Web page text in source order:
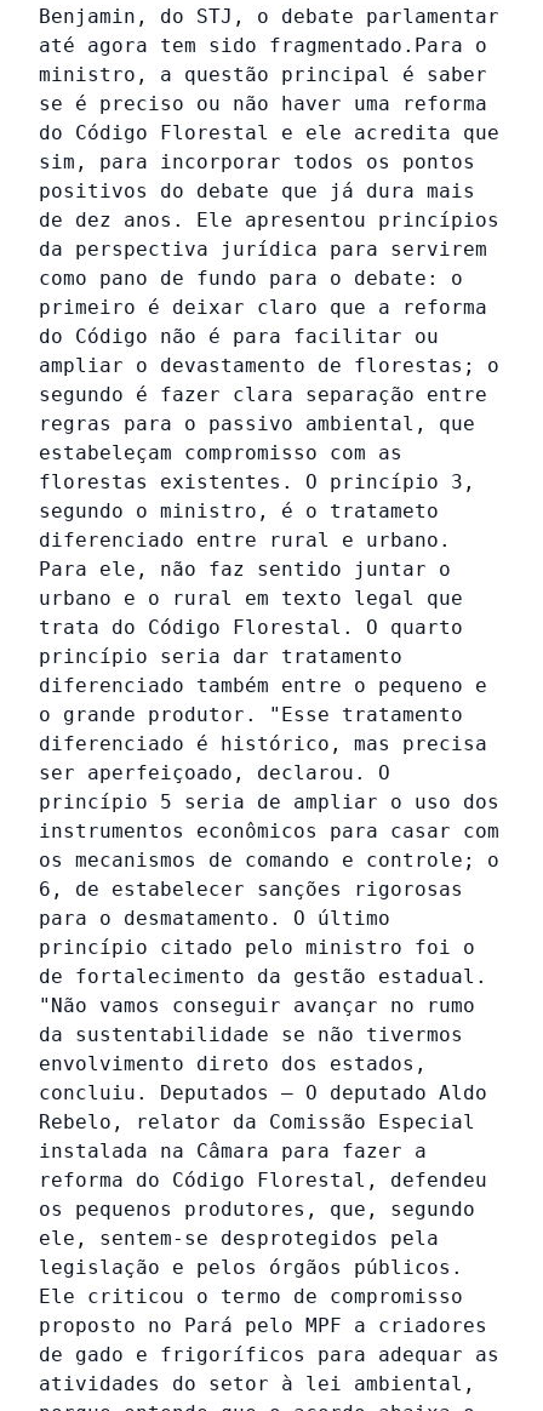
Benjamin, do STJ, o debate parlamentar
até agora tem sido fragmentado.Para o
ministro, a questão principal é saber
se é preciso ou não haver uma reforma
do Código Florestal e ele acredita que
sim, para incorporar todos os pontos
positivos do debate que já dura mais
de dez anos. Ele apresentou princípios
da perspectiva jurídica para servirem
como pano de fundo para o debate: o
primeiro é deixar claro que a reforma
do Código não é para facilitar ou
ampliar o devastamento de florestas; o
segundo é fazer clara separação entre
regras para o passivo ambiental, que
estabeleçam compromisso com as
florestas existentes. O princípio 3,
segundo o ministro, é o tratameto
diferenciado entre rural e urbano.
Para ele, não faz sentido juntar o
urbano e o rural em texto legal que
trata do Código Florestal. O quarto
princípio seria dar tratamento
diferenciado também entre o pequeno e
o grande produtor. "Esse tratamento
diferenciado é histórico, mas precisa
ser aperfeiçoado, declarou. O
princípio 5 seria de ampliar o uso dos
instrumentos econômicos para casar com
os mecanismos de comando e controle; o
6, de estabelecer sanções rigorosas
para o desmatamento. O último
princípio citado pelo ministro foi o
de fortalecimento da gestão estadual.
"Não vamos conseguir avançar no rumo
da sustentabilidade se não tivermos
envolvimento direto dos estados,
concluiu. Deputados – O deputado Aldo
Rebelo, relator da Comissão Especial
instalada na Câmara para fazer a
reforma do Código Florestal, defendeu
os pequenos produtores, que, segundo
ele, sentem-se desprotegidos pela
legislação e pelos órgãos públicos.
Ele criticou o termo de compromisso
proposto no Pará pelo MPF a criadores
de gado e frigoríficos para adequar as
atividades do setor à lei ambiental,